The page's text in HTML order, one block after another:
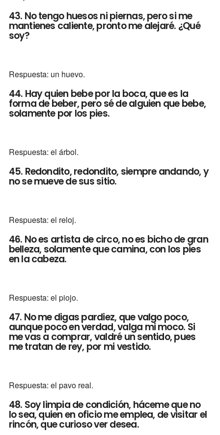
43. No tengo huesos ni piernas, pero si me
mantienes caliente, pronto me alejaré. ¿Qué
soy?
Respuesta: un huevo.
44. Hay quien bebe por la boca, que es la
forma de beber, pero sé de alguien que bebe,
solamente por los pies.
Respuesta: el árbol.
45. Redondito, redondito, siempre andando, y
no se mueve de sus sitio.
Respuesta: el reloj.
46. No es artista de circo, no es bicho de gran
belleza, solamente que camina, con los pies
en la cabeza.
Respuesta: el piojo.
47. No me digas pardiez, que valgo poco,
aunque poco en verdad, valga mi moco. Si
me vas a comprar, valdré un sentido, pues
me tratan de rey, por mi vestido.
Respuesta: el pavo real.
48. Soy limpia de condición, háceme que no
lo sea, quien en oficio me emplea, de visitar el
rincón, que curioso ver desea.